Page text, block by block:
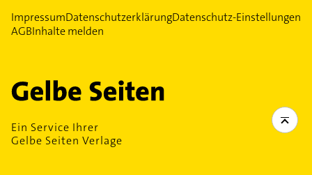
ImpressumDatenschutzerklärungDatenschutz-Einstellungen
AGBInhalte melden
Ein Service Ihrer
Gelbe Seiten Verlage